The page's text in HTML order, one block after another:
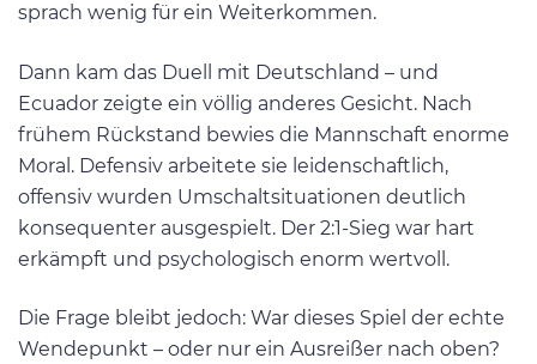
sprach wenig für ein Weiterkommen.
Dann kam das Duell mit Deutschland – und
Ecuador zeigte ein völlig anderes Gesicht. Nach
frühem Rückstand bewies die Mannschaft enorme
Moral. Defensiv arbeitete sie leidenschaftlich,
offensiv wurden Umschaltsituationen deutlich
konsequenter ausgespielt. Der 2:1-Sieg war hart
erkämpft und psychologisch enorm wertvoll.
Die Frage bleibt jedoch: War dieses Spiel der echte
Wendepunkt – oder nur ein Ausreißer nach oben?